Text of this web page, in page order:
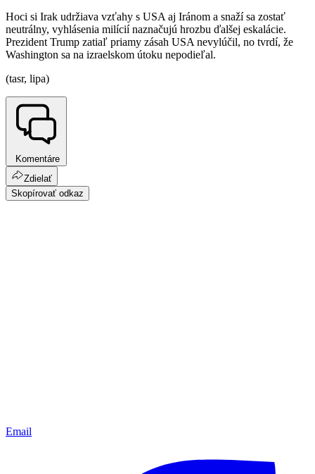
Hoci si Irak udržiava vzťahy s USA aj Iránom a snaží sa zostať
neutrálny, vyhlásenia milícií naznačujú hrozbu ďalšej eskalácie.
Prezident Trump zatiaľ priamy zásah USA nevylúčil, no tvrdí, že
Washington sa na izraelskom útoku nepodieľal.
(tasr, lipa)
Komentáre
Zdielať
Skopírovať odkaz
Email